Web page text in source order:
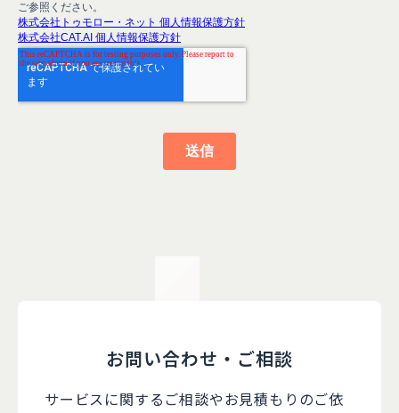
お問い合わせ・ご相談
サービスに関するご相談やお見積もりのご依